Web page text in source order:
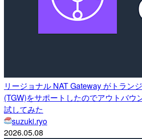
リージョナル NAT Gateway がトラン
(TGW)をサポートしたのでアウトバウ
試してみた
suzuki.ryo
2026.05.08